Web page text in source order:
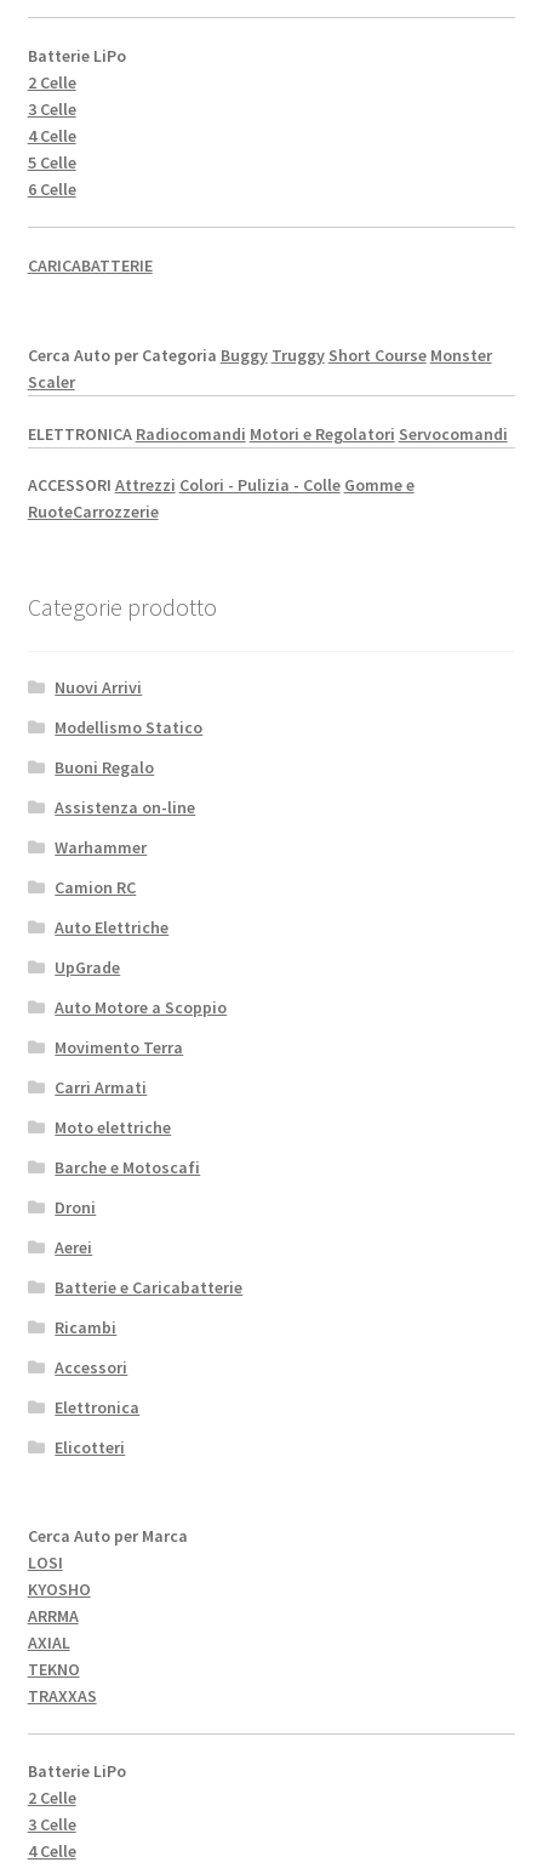
Batterie LiPo
2 Celle
3 Celle
4 Celle
5 Celle
6 Celle
CARICABATTERIE
Cerca Auto per Categoria Buggy Truggy Short Course Monster
Scaler
ELETTRONICA Radiocomandi Motori e Regolatori Servocomandi
ACCESSORI Attrezzi Colori - Pulizia - Colle Gomme e
RuoteCarrozzerie
Categorie prodotto
Nuovi Arrivi
Modellismo Statico
Buoni Regalo
Assistenza on-line
Warhammer
Camion RC
Auto Elettriche
UpGrade
Auto Motore a Scoppio
Movimento Terra
Carri Armati
Moto elettriche
Barche e Motoscafi
Droni
Aerei
Batterie e Caricabatterie
Ricambi
Accessori
Elettronica
Elicotteri
Cerca Auto per Marca
LOSI
KYOSHO
ARRMA
AXIAL
TEKNO
TRAXXAS
Batterie LiPo
2 Celle
3 Celle
4 Celle